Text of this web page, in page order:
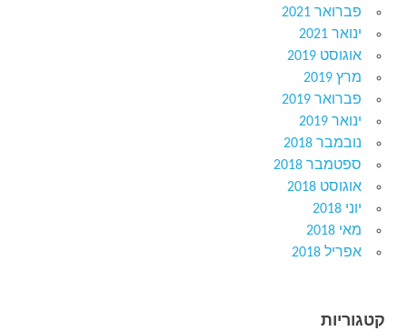
פברואר 2021
ינואר 2021
אוגוסט 2019
מרץ 2019
פברואר 2019
ינואר 2019
נובמבר 2018
ספטמבר 2018
אוגוסט 2018
יוני 2018
מאי 2018
אפריל 2018
קטגוריות